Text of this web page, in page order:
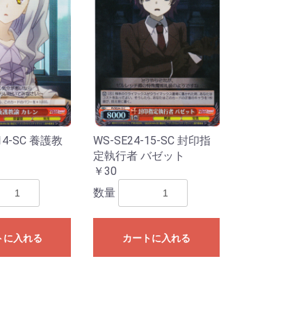
SC 養護教
に入れる
WS-SE24-15-SC 封印指
定執行者 バゼット
￥30
数量
カートに入れる